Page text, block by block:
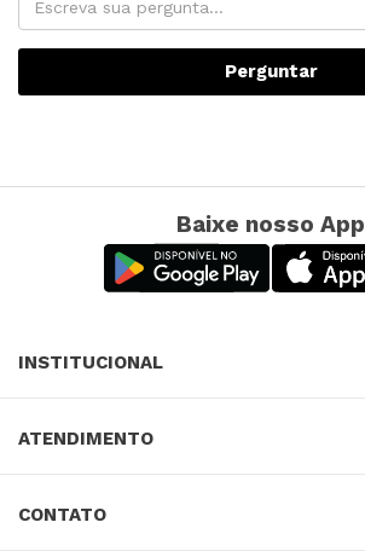
Perguntar
Baixe nosso App
INSTITUCIONAL
ATENDIMENTO
CONTATO